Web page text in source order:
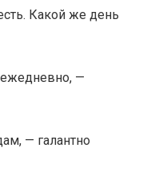
Какой же день
—
— галантно